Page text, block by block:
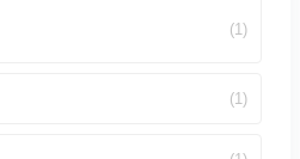
(1)
(1)